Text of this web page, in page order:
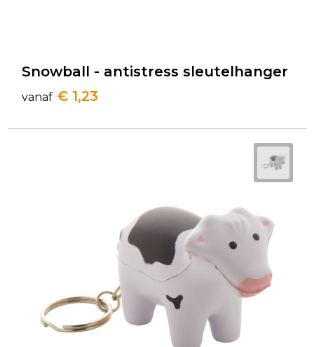
Snowball - antistress sleutelhanger
vanaf € 1,23